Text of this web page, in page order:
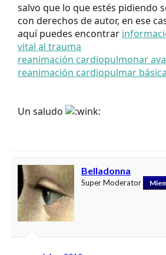
salvo que lo que estés pidiendo
con derechos de autor, en ese
aquí puedes encontrar
vital al trauma
reanimación cardiopulmonar
reanimación cardiopulmar básica
Un saludo
Belladonna
Super Moderator